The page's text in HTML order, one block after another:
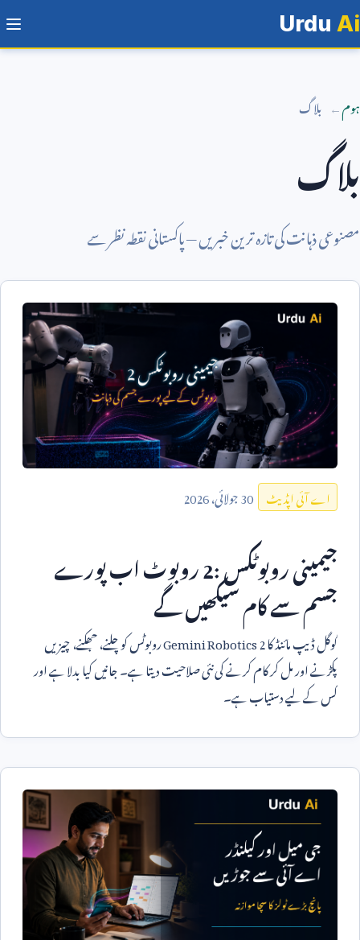
Urdu Ai
ہوم بلاگ
بلاگ
مصنوعی ذہانت کی تازہ ترین خبریں — پاکستانی نقطہ نظر سے
اے آئی اپڈیٹ 30جولائی،2026
جیمینی روبوٹکس2:روبوٹ اب پورے
جسم سے کام سیکھیں گے
گوگل ڈیپ مائنڈ کاGemini Robotics 2روبوٹس کو چلنے، جھکنے، چیزیں
پکڑنے اور مل کر کام کرنے کی نئی صلاحیت دیتا ہے۔ جانیں کیا بدلا ہے اور
کس کے لیے دستیاب ہے۔